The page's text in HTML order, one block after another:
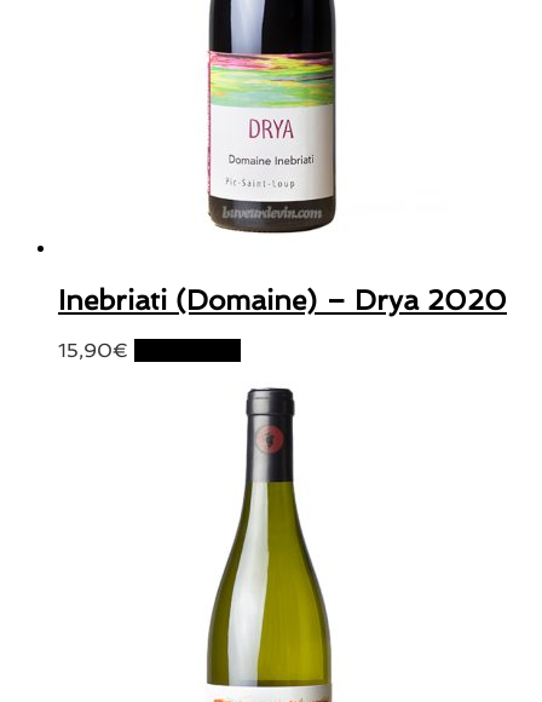
Inebriati (Domaine) – Drya 2020
15,90€